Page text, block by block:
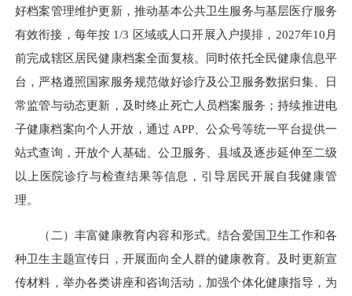
好档案管理维护更新，推动基本公共卫生服务与基层医疗服务
有效衔接，每年按 1/3 区域或人口开展入户摸排，2027年10月
前完成辖区居民健康档案全面复核。同时依托全民健康信息平
台，严格遵照国家服务规范做好诊疗及公卫服务数据归集、日
常监管与动态更新，及时终止死亡人员档案服务；持续推进电
子健康档案向个人开放，通过 APP、公众号等统一平台提供一
站式查询，开放个人基础、公卫服务、县域及逐步延伸至二级
以上医院诊疗与检查结果等信息，引导居民开展自我健康管
理。
（二）丰富健康教育内容和形式。结合爱国卫生工作和各
种卫生主题宣传日，开展面向全人群的健康教育。及时更新宣
传材料，举办各类讲座和咨询活动，加强个体化健康指导，为